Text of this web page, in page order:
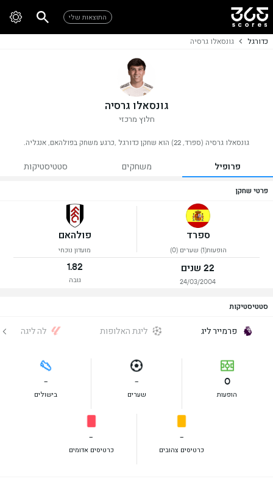
התוצאות שלי
כדורגל גונסאלו גרסיה
גונסאלו גרסיה
חלוץ מרכזי
גונסאלו גרסיה (ספרד, 22) הוא שחקן כדורגל ,כרגע משחק בפולהאם, אנגליה.
פרופיל משחקים סטטיסטיקות
פרטי שחקן
ספרד
הופעות(1) שערים (0)
פולהאם
מועדון נוכחי
22 שנים
24/03/2004
1.82
גובה
סטטיסטיקות
פרמייר ליג ליגת האלופות לה ליגה
0
הופעות
-
שערים
-
בישולים
-
כרטיסים צהובים
-
כרטיסים אדומים